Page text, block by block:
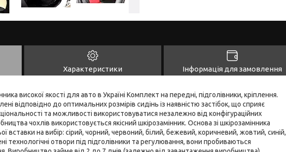
Характеристики Інформація для замовлення
високої якості для авто в Україні Комплект на передні, підголівники, кріплення.
відповідно до оптимальних розмірів сидінь із наявністю застібок, що сприяє
та можливості використовуватися незалежно від конфігураційних
чохлів використовується якісний шкірозамінник. Основа зі шкірозамінника
вставки на вибір: сірий, чорний, червоний, білий, бежевий, коричневий, жовтий, синій,
технологічні отвори під підголівники та регулювання, вони пробиваються